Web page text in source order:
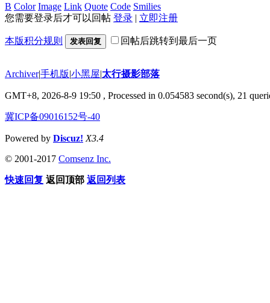
B Color Image Link Quote Code Smilies
您需要登录后才可以回帖 登录 | 立即注册
本版积分规则 发表回复 回帖后跳转到最后一页
Archiver|手机版|小黑屋|太行摄影部落
GMT+8, 2026-8-9 19:50 , Processed in 0.054583 second(s), 21
冀ICP备09016152号-40
Powered by Discuz! X3.4
© 2001-2017 Comsenz Inc.
快速回复 返回顶部 返回列表